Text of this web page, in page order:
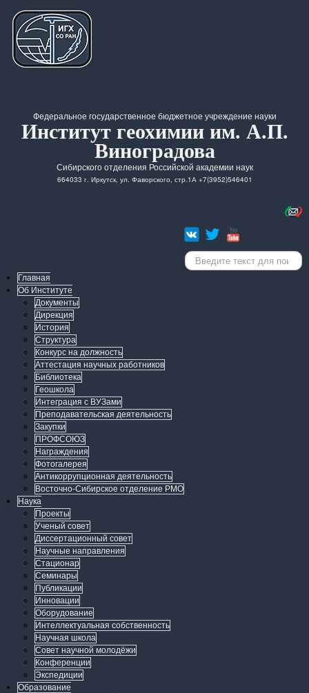
Федеральное государственное бюджетное учреждение науки
Институт геохимии им. А.П.
Виноградова
Сибирского отделения Российской академии наук
664033 г. Иркутск, ул. Фаворского, стр.1А +7(3952)546401
Искать...
Главная
Об Институте
Документы
Дирекция
История
Структура
Конкурс на должность
Аттестация научных работников
Библиотека
Геошкола
Интеграция с ВУЗами
Преподавательская деятельность
Закупки
ПРОФСОЮЗ
Награждения
Фотогалерея
Антикоррупционная деятельность
Восточно-Сибирское отделение РМО
Наука
Проекты
Ученый совет
Диссертационный совет
Научные направления
Стационар
Семинары
Публикации
Инновации
Оборудование
Интеллектуальная собственность
Научная школа
Совет научной молодёжи
Конференции
Экспедиции
Образование